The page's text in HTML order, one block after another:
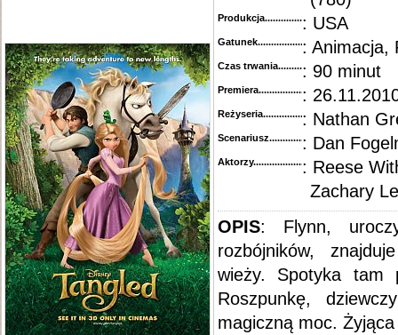
Produkcja.........................................
: USA
Gatunek...........................................
: Animacja,
Czas trwania......................................
: 90 minut
Premiera..........................................
:
Reżyseria........................................
: Nathan
Scenariusz........................................
: Dan
Aktorzy...........................................
: Reese
Zachary
OPIS: Flynn,
rozbójników,
wieży. Spotyka tam
Roszpunkę,
magiczną moc.